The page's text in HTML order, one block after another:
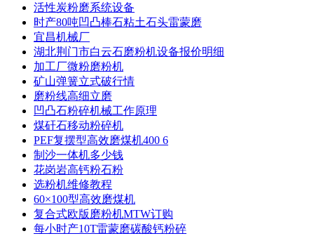
活性炭粉磨系统设备
时产80吨凹凸棒石粘土石头雷蒙磨
宜昌机械厂
湖北荆门市白云石磨粉机设备报价明细
加工厂微粉磨粉机
矿山弹簧立式破行情
磨粉线高细立磨
凹凸石粉碎机械工作原理
煤矸石移动粉碎机
PEF复摆型高效磨煤机400 6
制沙一体机多少钱
花岗岩高钙粉石粉
选粉机维修教程
60×100型高效磨煤机
复合式欧版磨粉机MTW订购
每小时产10T雷蒙磨碳酸钙粉碎